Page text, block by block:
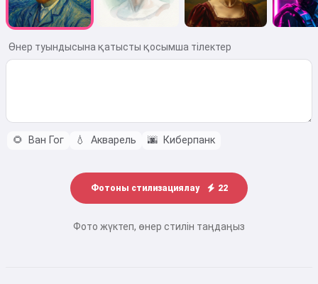
Өнер туындысына қатысты қосымша тілектер
🌻 Ван Гог 💧 Акварель 🌆 Киберпанк
Фотоны стилизациялау 22
Фото жүктеп, өнер стилін таңдаңыз